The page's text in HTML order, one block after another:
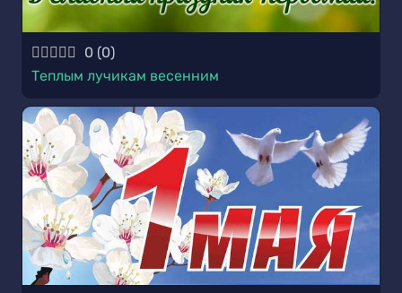
0 (0)
Теплым лучикам весенним